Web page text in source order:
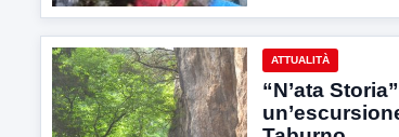
ATTUALITÀ
“N’ata